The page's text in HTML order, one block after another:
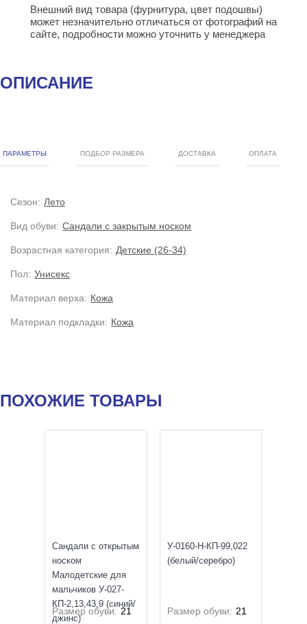
Внешний вид товара (фурнитура, цвет подошвы)
может незначительно отличаться от фотографий на
сайте, подробности можно уточнить у менеджера
ОПИСАНИЕ
ПАРАМЕТРЫ ПОДБОР РАЗМЕРА ДОСТАВКА ОПЛАТА
Сезон: Лето
Вид обуви: Сандали с закрытым носком
Возрастная категория: Детские (26-34)
Пол: Унисекс
Материал верха: Кожа
Материал подкладки: Кожа
ПОХОЖИЕ ТОВАРЫ
Сандали с открытым
носком
Малодетские для
мальчиков У-027-
КП-2,13,43,9 (синий/
джинс)
Размер обуви: 21
У-0160-Н-КП-99,022
(белый/серебро)
Размер обуви: 21